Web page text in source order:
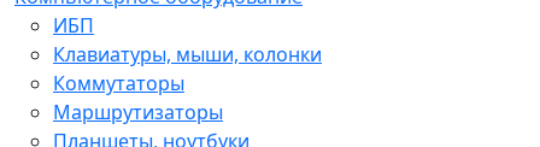
ИБП
Клавиатуры, мыши, колонки
Коммутаторы
Маршрутизаторы
Планшеты, ноутбуки